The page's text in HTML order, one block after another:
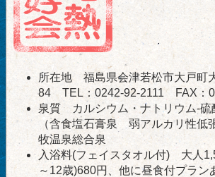
所在地 福島県会津若松市大戸町
84 TEL：0242-92-2111 FAX：
泉質 カルシウム・ナトリウム-硫
（含食塩石膏泉 弱アルカリ性
牧温泉総合泉
入浴料(フェイスタオル付) 大人
～12歳)680円、他に昼食付プラン